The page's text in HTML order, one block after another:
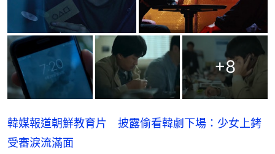
+8
韓媒報道朝鮮教育片 披露偷看韓劇下場：少女上銬
受審淚流滿面